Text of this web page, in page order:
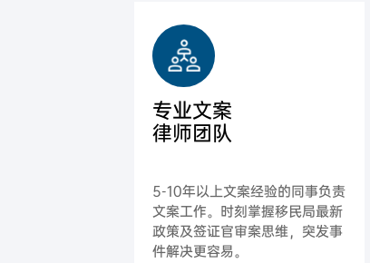
专业文案
律师团队
5-10年以上文案经验的同事负责
文案工作。时刻掌握移民局最新
政策及签证官审案思维，突发事
件解决更容易。